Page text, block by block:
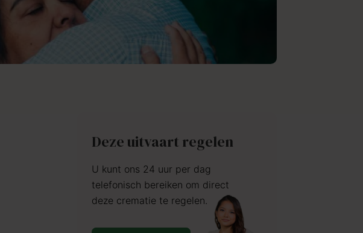
Deze uitvaart regelen
U kunt ons 24 uur per dag
telefonisch bereiken om direct
deze crematie te regelen.